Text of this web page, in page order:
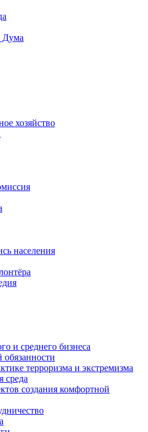
Дума
хозяйство
населения
и среднего бизнеса
терроризма и экстремизма
среда
создания комфортной